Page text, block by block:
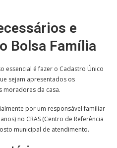
e
Bolsa Família
essencial é fazer o Cadastro Único
sejam apresentados os
moradores da casa.
por um responsável familiar
no CRAS (Centro de Referência
municipal de atendimento.